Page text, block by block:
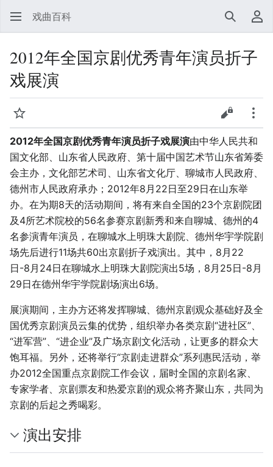
戏曲百科 搜索 用
2012年全国京剧优秀青年演员折子
戏展演
监视 查看源代
更多
2012年全国京剧优秀青年演员折子戏展演由中华人民共和
国文化部、山东省人民政府、第十届中国艺术节山东省筹委
会主办，文化部艺术司、山东省文化厅、聊城市人民政府、
德州市人民政府承办；2012年8月22日至29日在山东举
办。在为期8天的活动期间，将有来自全国的23个京剧院团
及4所艺术院校的56名参赛京剧新秀和来自聊城、德州的4
名参演青年演员，在聊城水上明珠大剧院、德州华宇学院剧
场先后进行11场共60出京剧折子戏演出。其中，8月22
日-8月24日在聊城水上明珠大剧院演出5场，8月25日-8月
29日在德州华宇学院剧场演出6场。
展演期间，主办方还将发挥聊城、德州京剧观众基础好及全
国优秀京剧演员云集的优势，组织举办各类京剧“进社区”、
“进军营”、“进企业”及广场京剧文化活动，让更多的群众大
饱耳福。另外，还将举行“京剧走进群众”系列惠民活动，举
办2012全国重点京剧院工作会议，届时全国的京剧名家、
专家学者、京剧票友和热爱京剧的观众将齐聚山东，共同为
京剧的后起之秀喝彩。
演出安排